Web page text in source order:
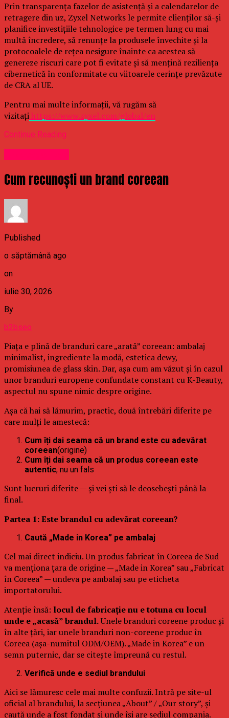
Prin transparența fazelor de asistență și a calendarelor de
retragere din uz, Zyxel Networks le permite clienților să-și
planifice investițiile tehnologice pe termen lung cu mai
multă încredere, să renunțe la produsele învechite și la
protocoalele de rețea nesigure înainte ca acestea să
genereze riscuri care pot fi evitate și să mențină reziliența
cibernetică în conformitate cu viitoarele cerințe prevăzute
de CRA al UE.
Pentru mai multe informații, vă rugăm să
vizitațihttps://www.zyxel.com/global/en
Continue Reading
Cum recunoști un brand coreean
Published
o săptămână ago
on
iulie 30, 2026
By
b2bseo
Piața e plină de branduri care „arată” coreean: ambalaj
minimalist, ingrediente la modă, estetica dewy,
promisiunea de glass skin. Dar, așa cum am văzut și în cazul
unor branduri europene confundate constant cu K-Beauty,
aspectul nu spune nimic despre origine.
Așa că hai să lămurim, practic, două întrebări diferite pe
care mulți le amestecă:
Cum îți dai seama că un brand este cu adevărat
coreean(origine)
Cum îți dai seama că un produs coreean este
autentic, nu un fals
Sunt lucruri diferite — și vei ști să le deosebești până la
final.
Partea 1: Este brandul cu adevărat coreean?
Caută „Made in Korea” pe ambalaj
Cel mai direct indiciu. Un produs fabricat în Coreea de Sud
va menționa țara de origine — „Made in Korea” sau „Fabricat
în Coreea” — undeva pe ambalaj sau pe eticheta
importatorului.
Atenție însă: locul de fabricație nu e totuna cu locul
unde e „acasă” brandul.Unele branduri coreene produc și
în alte țări, iar unele branduri non-coreene produc în
Coreea (așa-numitul ODM/OEM). „Made in Korea” e un
semn puternic, dar se citește împreună cu restul.
Verifică unde e sediul brandului
Aici se lămuresc cele mai multe confuzii. Intră pe site-ul
oficial al brandului, la secțiunea „About” / „Our story”, și
caută unde a fost fondat și unde își are sediul compania.